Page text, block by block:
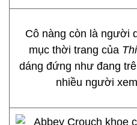
Cô nàng còn là người
mục thời trang của
dáng đứng như đang
nhiều người